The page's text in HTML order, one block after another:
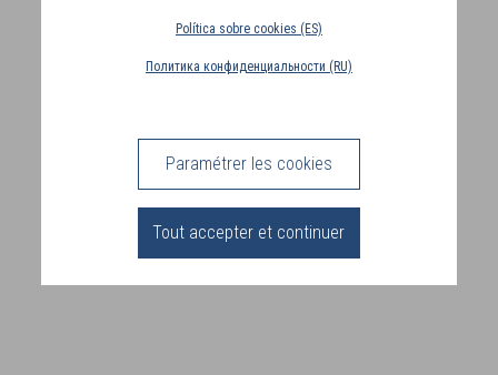
Política sobre cookies (ES)
Политика конфиденциальности (RU)
Paramétrer les cookies
Tout accepter et continuer